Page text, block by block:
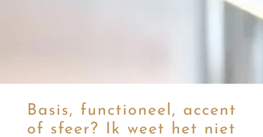
Basis, functioneel, accent
of sfeer? Ik weet het niet